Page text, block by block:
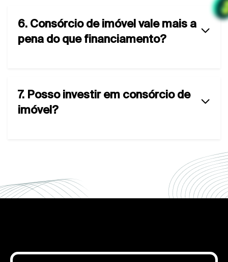
6. Consórcio de imóvel vale mais a
pena do que financiamento?
7. Posso investir em consórcio de
imóvel?